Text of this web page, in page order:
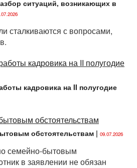
ситуаций, возникающих в
сталкиваются с вопросами,
кадровика на II полугодие
обстоятельствам | 09.07.2026
семейно-бытовым
в заявлении не обязан